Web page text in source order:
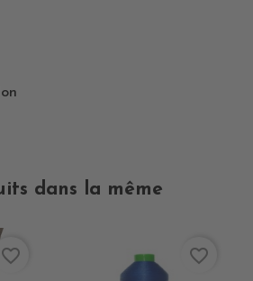
dans la même
favorite_border favorite_border